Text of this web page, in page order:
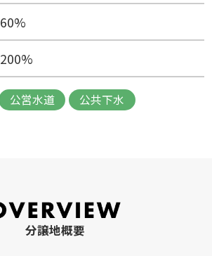
60%
200%
公営水道 公共下水
分譲地概要